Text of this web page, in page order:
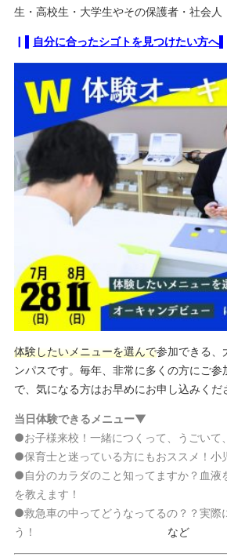
生・高校生・大学生やその保護者・社会人
▏▌ 自分に合ったシゴトを見つけたい方へ
体験したいメニューを選んで参加できる、
ンパスです。毎年、非常に多くの方にご
で、気になる方はお早めにお申し込みくだ
当日体験できるメニュー▼
●お子様来校！一緒につくって、うごいて
●保育士と迷っている方にもおススメ！小
●自分のカラダのこと知ってますか？血液
を教えます！
●救急車の中ってどうなってるの？？実際
う！
など